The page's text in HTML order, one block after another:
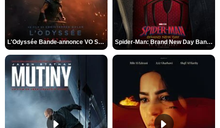
L'Odyssée Bande-annonce VO STFR Spider-Man: Brand New Day Bande-annonce VO STFR